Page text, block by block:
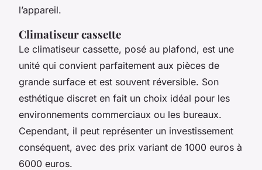
l’appareil.
Climatiseur cassette
Le climatiseur cassette, posé au plafond, est une
unité qui convient parfaitement aux pièces de
grande surface et est souvent réversible. Son
esthétique discret en fait un choix idéal pour les
environnements commerciaux ou les bureaux.
Cependant, il peut représenter un investissement
conséquent, avec des prix variant de 1000 euros à
6000 euros.